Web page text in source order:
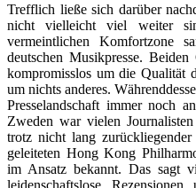
Trefflich ließe sich darüber
nicht vielleicht viel weiter
vermeintlichen Komfortzone
deutschen Musikpresse.
kompromisslos um die Qualität
um nichts anderes.
Presselandschaft immer noch
Zweden war vielen
trotz nicht lang
geleiteten Hong Kong
im Ansatz bekannt. Das sagt
leidenschaftslose